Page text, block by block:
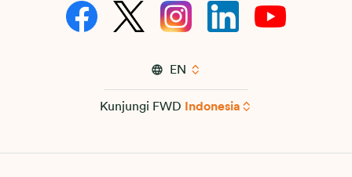
EN
Kunjungi FWD Indonesia